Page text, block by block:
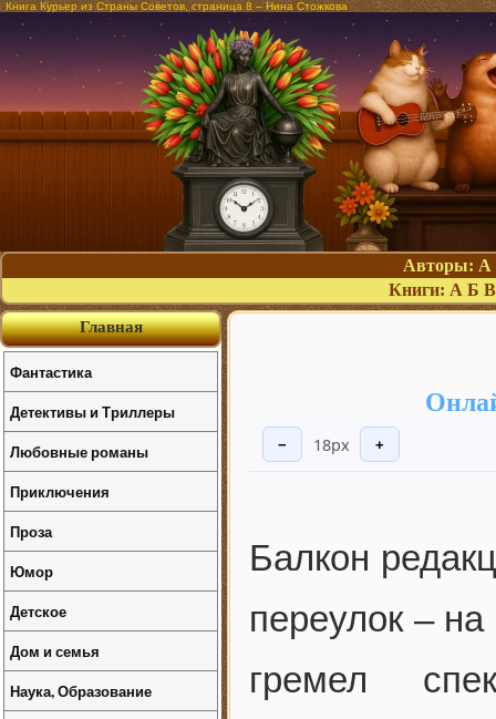
Книга Курьер из Страны Советов, страница 8 – Нина Стожкова
Авторы: А
Книги: А Б В
− 18px +
Балкон
переулок –
гремел
Главная
Фантастика
Детективы и Триллеры
Любовные романы
Приключения
Проза
Юмор
Детское
Дом и семья
Наука, Образование